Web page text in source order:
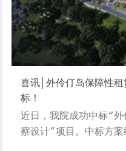
湾...
喜讯│外伶仃岛保障性
标！
近日，我院成功中标“
察设计”项目。中标方